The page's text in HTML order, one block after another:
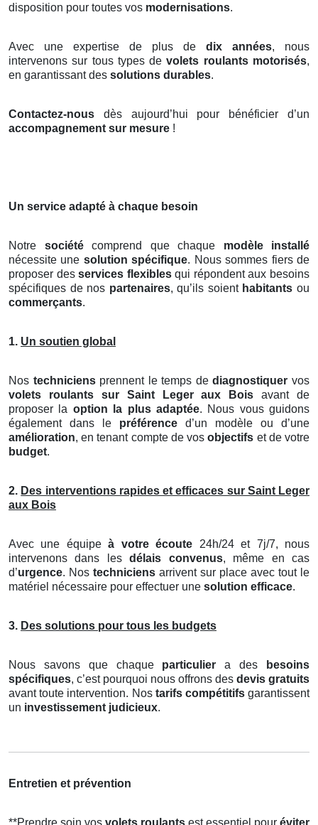
disposition pour toutes vos modernisations.
Avec une expertise de plus de dix années, nous
intervenons sur tous types devolets roulants motorisés,
en garantissant des solutions durables.
Contactez-nous dès aujourd’hui pour bénéficier d’un
accompagnement sur mesure !
Un service adapté à chaque besoin
Notre sociétécomprend que chaque modèle installé
nécessite une solution spécifique. Nous sommes fiers de
proposer desservices flexiblesqui répondent aux besoins
spécifiques de nos partenaires, qu’ils soient habitants ou
commerçants.
1. Un soutien global
Nos techniciensprennent le temps dediagnostiquer vos
volets roulants
sur Saint Leger aux Boisavant de
proposer la option la plus adaptée. Nous vous guidons
également dans le préférence d’un modèle ou d’une
amélioration, en tenant compte de vosobjectifs et de votre
budget.
2. Des interventions rapides et efficaces sur Saint Leger
aux Bois
Avec une équipeà votre écoute 24h/24 et 7j/7, nous
intervenons dans lesdélais convenus, même en cas
d’urgence. Nos techniciens arrivent sur place avec tout le
matériel nécessaire pour effectuer une solution efficace.
3. Des solutions pour tous les budgets
Nous savons que chaque particulier a des
besoins
spécifiques, c’est pourquoi nous offrons des devis gratuits
avant toute intervention. Nos tarifs compétitifsgarantissent
un investissement judicieux.
Entretien et prévention
**Prendre soin vos volets roulants est essentiel pour éviter